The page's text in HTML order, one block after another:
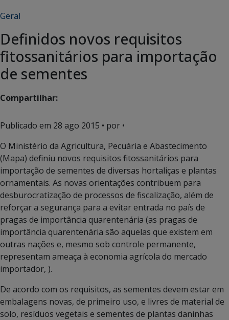
Geral
Definidos novos requisitos
fitossanitários para importação
de sementes
Compartilhar:
Publicado em 28 ago 2015 • por •
O Ministério da Agricultura, Pecuária e Abastecimento
(Mapa) definiu novos requisitos fitossanitários para
importação de sementes de diversas hortaliças e plantas
ornamentais. As novas orientações contribuem para
desburocratização de processos de fiscalização, além de
reforçar a segurança para a evitar entrada no país de
pragas de importância quarentenária (as pragas de
importância quarentenária são aquelas que existem em
outras nações e, mesmo sob controle permanente,
representam ameaça à economia agrícola do mercado
importador, ).
De acordo com os requisitos, as sementes devem estar em
embalagens novas, de primeiro uso, e livres de material de
solo, resíduos vegetais e sementes de plantas daninhas